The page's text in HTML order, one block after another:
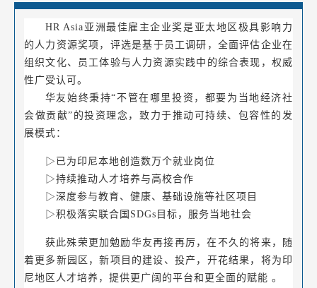
HR Asia亚洲最佳雇主企业奖是亚太地区极具影响力
的人力资源奖项， 评选是基于员工调研，全面评估企业在
组织文化、员工体验与人力资源实践中的综合表现，权威
性广受认可。
华友始终秉持“不管在哪里投资，都要为当地经济社
会做贡献”的投资理念，致力于推动可持续、包容性的发
展模式：
▷ 已为 印尼本地创造数万个就业岗位
▷持续推动人才培养与高校合作
▷深度参与教育、健康、基础设施等社区项目
▷积极落实联合国SDGs目标，服务当地社会
获此殊荣更加勉励华友再接再厉，在不久的将来，随
着更多新园区，新项目的建设、投产，开花结果，将为印
尼地区人才培养，提供更广阔的平台和更全面的赋能 。